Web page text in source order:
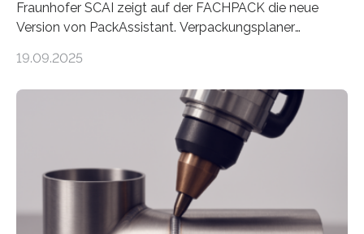
Fraunhofer SCAI zeigt auf der FACHPACK die neue
Version von PackAssistant. Verpackungsplaner
Automobil, Maschinenbau und in der Zulieferindustrie.
Teile als eine Einheit verpacken. Die Anordnung kann
der Benutzer vorgeben und erhält so mehr Kontrolle
über die Positionierung der Bauteile. Die ebenfalls neue
Automatisierungsschnittstelle dient dazu, die Software
besser in spezifische Unternehmensprozesse
einzubinden. Sankt Augustin – Zur Messe FACHPACK
vom 23. bis 25. September in Nürnberg…
19.09.2025